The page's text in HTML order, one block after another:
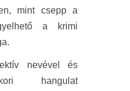
mint csepp a
a krimi
nevével és
hangulat